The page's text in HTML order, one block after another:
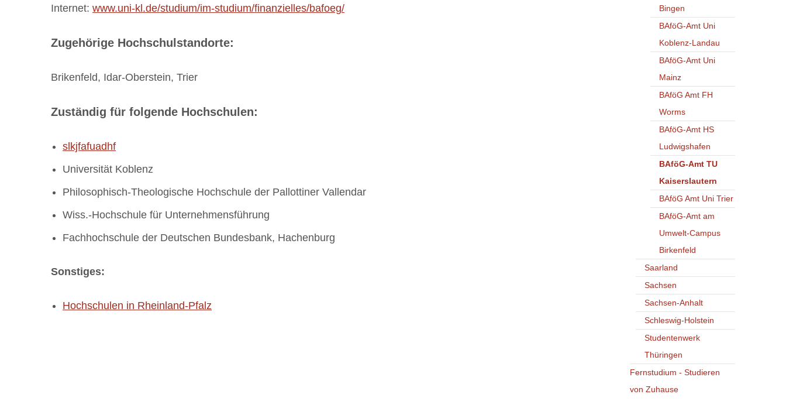
Internet: www.uni-kl.de/studium/im-studium/finanzielles/bafoeg/
Zugehörige Hochschulstandorte:
Brikenfeld, Idar-Oberstein, Trier
Zuständig für folgende Hochschulen:
slkjfafuadhf
Universität Koblenz
Philosophisch-Theologische Hochschule der Pallottiner Vallendar
Wiss.-Hochschule für Unternehmensführung
Fachhochschule der Deutschen Bundesbank, Hachenburg
Sonstiges:
Hochschulen in Rheinland-Pfalz
Bingen
BAföG-Amt Uni
Koblenz-Landau
BAföG-Amt Uni
Mainz
BAföG Amt FH
Worms
BAföG-Amt HS
Ludwigshafen
BAföG-Amt TU
Kaiserslautern
BAföG Amt Uni Trier
BAföG-Amt am
Umwelt-Campus
Birkenfeld
Saarland
Sachsen
Sachsen-Anhalt
Schleswig-Holstein
Studentenwerk
Thüringen
Fernstudium - Studieren
von Zuhause